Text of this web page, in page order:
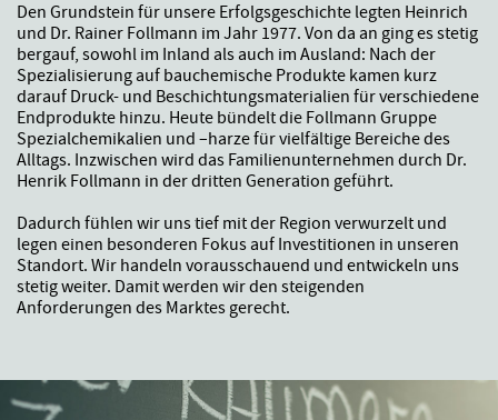
Den Grundstein für unsere Erfolgsgeschichte legten Heinrich
und Dr. Rainer Follmann im Jahr 1977. Von da an ging es stetig
bergauf, sowohl im Inland als auch im Ausland: Nach der
Spezialisierung auf bauchemische Produkte kamen kurz
darauf Druck- und Beschichtungsmaterialien für verschiedene
Endprodukte hinzu. Heute bündelt die Follmann Gruppe
Spezialchemikalien und –harze für vielfältige Bereiche des
Alltags. Inzwischen wird das Familienunternehmen durch Dr.
Henrik Follmann in der dritten Generation geführt.
Dadurch fühlen wir uns tief mit der Region verwurzelt und
legen einen besonderen Fokus auf Investitionen in unseren
Standort. Wir handeln vorausschauend und entwickeln uns
stetig weiter. Damit werden wir den steigenden
Anforderungen des Marktes gerecht.